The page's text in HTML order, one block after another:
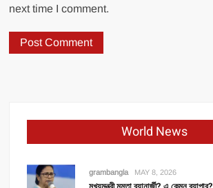
next time I comment.
World News
grambangla MAY 8, 2026